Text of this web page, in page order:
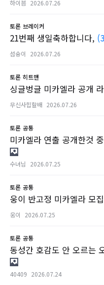
하이븜 2026.07.26
토론 브레이커
21번째 생일축하합니다,
섬슝이 2026.07.26
토론 히트맨
싱글벙글 미카엘라 공개
무신사힙할배 2026.07.26
토론 공통
미카엘라 연출 공개한것
수녀님 2026.07.25
토론 공통
웅이 반고정 미카엘라 모집
웅이 2026.07.25
토론 공통
동성간 호감도 안 오르는
40409 2026.07.24